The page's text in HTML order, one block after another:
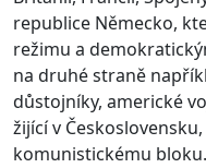
republice Německo,
režimu a
na druhé straně
důstojníky, americké
žijící v
komunistickému bloku.